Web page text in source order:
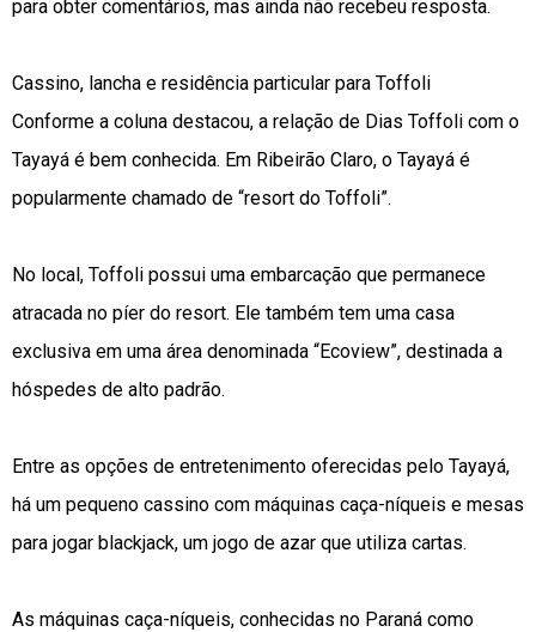
para obter comentários, mas ainda não recebeu resposta.
Cassino, lancha e residência particular para Toffoli
Conforme a coluna destacou, a relação de Dias Toffoli com o
Tayayá é bem conhecida. Em Ribeirão Claro, o Tayayá é
popularmente chamado de “resort do Toffoli”.
No local, Toffoli possui uma embarcação que permanece
atracada no píer do resort. Ele também tem uma casa
exclusiva em uma área denominada “Ecoview”, destinada a
hóspedes de alto padrão.
Entre as opções de entretenimento oferecidas pelo Tayayá,
há um pequeno cassino com máquinas caça-níqueis e mesas
para jogar blackjack, um jogo de azar que utiliza cartas.
As máquinas caça-níqueis, conhecidas no Paraná como